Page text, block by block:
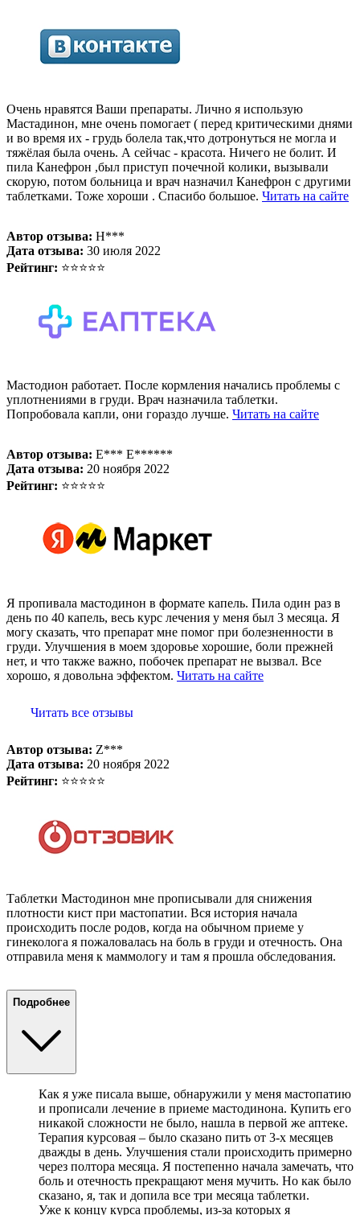
Очень нравятся Ваши препараты. Лично я использую
Мастадинон, мне очень помогает ( перед критическими днями
и во время их - грудь болела так,что дотронуться не могла и
тяжёлая была очень. А сейчас - красота. Ничего не болит. И
пила Канефрон ,был приступ почечной колики, вызывали
скорую, потом больница и врач назначил Канефрон с другими
таблетками. Тоже хороши . Спасибо большое. Читать на сайте
Автор отзыва: Н***
Дата отзыва: 30 июля 2022
Рейтинг: ⭐⭐⭐⭐⭐
Мастодион работает. После кормления начались проблемы с
уплотнениями в груди. Врач назначила таблетки.
Попробовала капли, они гораздо лучше. Читать на сайте
Автор отзыва: Е*** Е******
Дата отзыва: 20 ноября 2022
Рейтинг: ⭐⭐⭐⭐⭐
Я пропивала мастодинон в формате капель. Пила один раз в
день по 40 капель, весь курс лечения у меня был 3 месяца. Я
могу сказать, что препарат мне помог при болезненности в
груди. Улучшения в моем здоровье хорошие, боли прежней
нет, и что также важно, побочек препарат не вызвал. Все
хорошо, я довольна эффектом. Читать на сайте
Читать все отзывы
Автор отзыва: Z***
Дата отзыва: 20 ноября 2022
Рейтинг: ⭐⭐⭐⭐⭐
Таблетки Мастодинон мне прописывали для снижения
плотности кист при мастопатии. Вся история начала
происходить после родов, когда на обычном приеме у
гинеколога я пожаловалась на боль в груди и отечность. Она
отправила меня к маммологу и там я прошла обследования.
Подробнее
Как я уже писала выше, обнаружили у меня мастопатию
и прописали лечение в приеме мастодинона. Купить его
никакой сложности не было, нашла в первой же аптеке.
Терапия курсовая – было сказано пить от 3-х месяцев
дважды в день. Улучшения стали происходить примерно
через полтора месяца. Я постепенно начала замечать, что
боль и отечность прекращают меня мучить. Но как было
сказано, я, так и допила все три месяца таблетки.
Уже к концу курса проблемы, из-за которых я